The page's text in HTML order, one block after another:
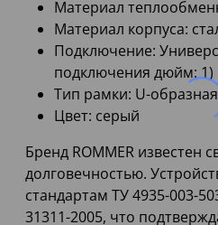
Материал
Материал корпуса:
Подключение:
подключения дюйм: 1)
Тип рамки: U-образная
Цвет: серый
Бренд ROMMER известен
долговечностью.
стандартам ТУ 4935-003-
31311-2005, что